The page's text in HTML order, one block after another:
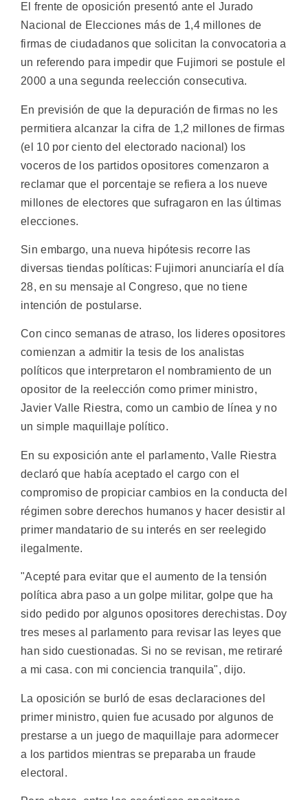
El frente de oposición presentó ante el Jurado
Nacional de Elecciones más de 1,4 millones de
firmas de ciudadanos que solicitan la convocatoria a
un referendo para impedir que Fujimori se postule el
2000 a una segunda reelección consecutiva.
En previsión de que la depuración de firmas no les
permitiera alcanzar la cifra de 1,2 millones de firmas
(el 10 por ciento del electorado nacional) los
voceros de los partidos opositores comenzaron a
reclamar que el porcentaje se refiera a los nueve
millones de electores que sufragaron en las últimas
elecciones.
Sin embargo, una nueva hipótesis recorre las
diversas tiendas políticas: Fujimori anunciaría el día
28, en su mensaje al Congreso, que no tiene
intención de postularse.
Con cinco semanas de atraso, los lideres opositores
comienzan a admitir la tesis de los analistas
políticos que interpretaron el nombramiento de un
opositor de la reelección como primer ministro,
Javier Valle Riestra, como un cambio de línea y no
un simple maquillaje político.
En su exposición ante el parlamento, Valle Riestra
declaró que había aceptado el cargo con el
compromiso de propiciar cambios en la conducta del
régimen sobre derechos humanos y hacer desistir al
primer mandatario de su interés en ser reelegido
ilegalmente.
"Acepté para evitar que el aumento de la tensión
política abra paso a un golpe militar, golpe que ha
sido pedido por algunos opositores derechistas. Doy
tres meses al parlamento para revisar las leyes que
han sido cuestionadas. Si no se revisan, me retiraré
a mi casa. con mi conciencia tranquila", dijo.
La oposición se burló de esas declaraciones del
primer ministro, quien fue acusado por algunos de
prestarse a un juego de maquillaje para adormecer
a los partidos mientras se preparaba un fraude
electoral.